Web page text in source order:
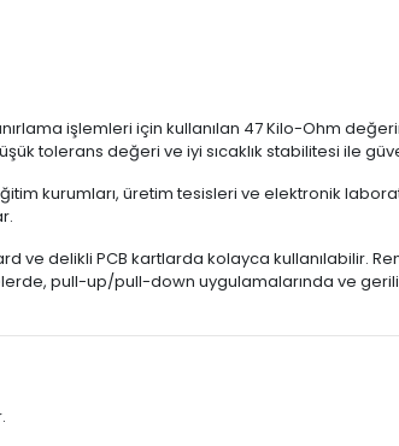
işlemleri için kullanılan 47 Kilo-Ohm
tolerans değeri ve iyi sıcaklık stabilitesi ile
kurumları, üretim tesisleri ve elektronik
ve delikli PCB kartlarda kolayca kullanılabilir.
pull-up/pull-down uygulamalarında ve